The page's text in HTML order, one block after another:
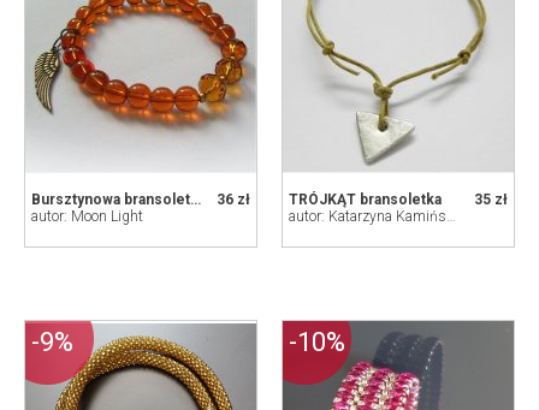
36 zł
Bursztynowa bransoletka
autor: Moon Light
35 zł
TRÓJKĄT bransoletka
autor: Katarzyna Kamińska - ART
-9% -10%